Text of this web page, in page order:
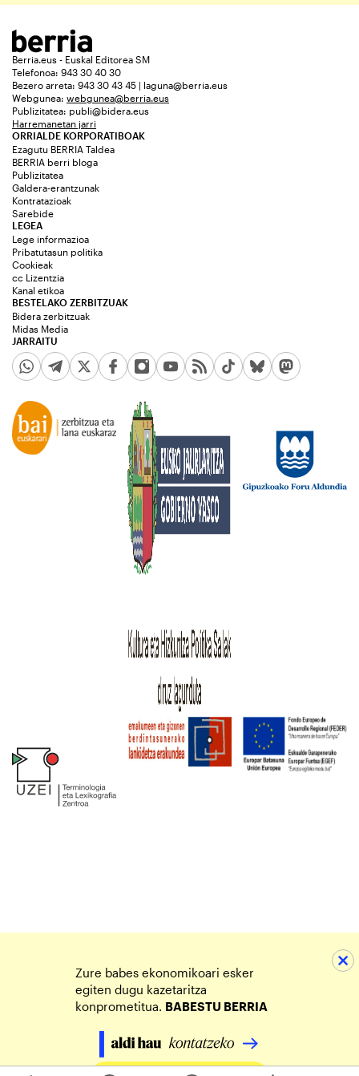
Berria.eus - Euskal Editorea SM
Telefonoa: 943 30 40 30
Bezero arreta: 943 30 43 45 | laguna@berria.eus
Webgunea: webgunea@berria.eus
Publizitatea: publi@bidera.eus
Harremanetan jarri
ORRIALDE KORPORATIBOAK
Ezagutu BERRIA Taldea
BERRIA berri bloga
Publizitatea
Galdera-erantzunak
Kontratazioak
Sarebide
JARRAITU
LEGEA
Lege informazioa
Pribatutasun politika
Cookieak
cc Lizentzia
Kanal etikoa
BESTELAKO ZERBITZUAK
Bidera zerbitzuak
Midas Media
Zure babes ekonomikoari esker
egiten dugu kazetaritza
konprometitua. BABESTU BERRIA